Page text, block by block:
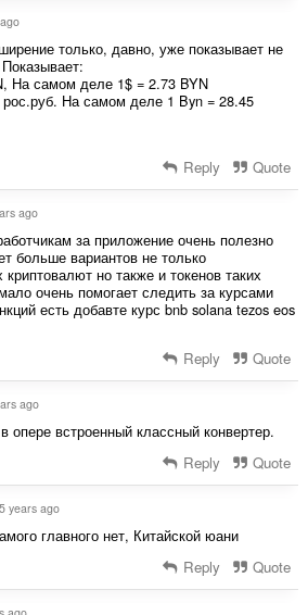
только, давно, уже показывает не
На самом деле 1$ = 2.73 BYN
рос.руб. На самом деле 1 Byn = 28.45
Reply Quote
ago
за приложение очень полезно
больше вариантов не только
но также и токенов таких
очень помогает следить за курсами
есть добавте курс bnb solana tezos eos
Reply Quote
ago
опере встроенный классный конвертер.
Reply Quote
5 years ago
главного нет, Китайской юани
Reply Quote